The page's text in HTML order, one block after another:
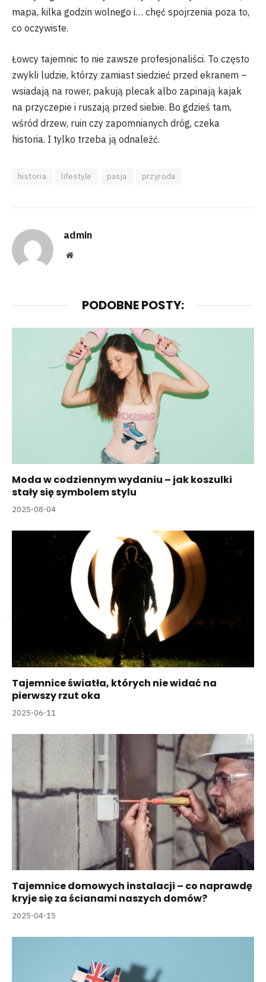
mapa, kilka godzin wolnego i… chęć spojrzenia poza to,
co oczywiste.
Łowcy tajemnic to nie zawsze profesjonaliści. To często
zwykli ludzie, którzy zamiast siedzieć przed ekranem –
wsiadają na rower, pakują plecak albo zapinają kajak
na przyczepie i ruszają przed siebie. Bo gdzieś tam,
wśród drzew, ruin czy zapomnianych dróg, czeka
historia. I tylko trzeba ją odnaleźć.
historia lifestyle pasja przyroda
admin
Website
PODOBNE POSTY:
Moda w codziennym wydaniu – jak koszulki
stały się symbolem stylu
2025-08-04
Tajemnice światła, których nie widać na
pierwszy rzut oka
2025-06-11
Tajemnice domowych instalacji – co naprawdę
kryje się za ścianami naszych domów?
2025-04-15